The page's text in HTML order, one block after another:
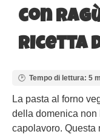
con
Ricetta
Tempo di lettura: 5
La pasta al forno
della domenica non
capolavoro. Questa